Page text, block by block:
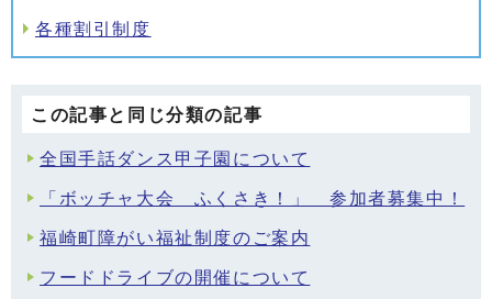
各種割引制度
この記事と同じ分類の記事
全国手話ダンス甲子園について
「ボッチャ大会 ふくさき！」 参加者募集中！
福崎町障がい福祉制度のご案内
フードドライブの開催について